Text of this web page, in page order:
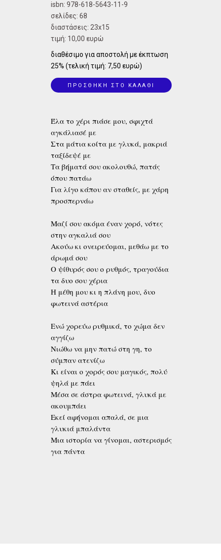
isbn: 978-618-5643-11-9
σελίδες: 68
διαστάσεις: 23x15
τιμή: 10,00 ευρώ
Έλα το χέρι πιάσε μου, σφιχτά
αγκάλιασέ με
Στα μάτια κοίτα με γλυκά, μακριά
ταξίδεψέ με
Τα βήματά σου ακολουθώ, πατάς
όπου πατάω
Για λίγο κάπου αν σταθείς, με χάρη
προσπερνάω
Μαζί σου ακόμα έναν χορό, νότες
στην αγκαλιά σου
Ακούω κι ονειρεύομαι, μεθάω με το
άρωμά σου
Ο ψίθυρός σου ο ρυθμός, τραγούδια
τα δυο σου χέρια
Η μέθη μου κι η πλάνη μου, δυο
φωτεινά αστέρια
Ενώ χορεύω ρυθμικά, το χώμα δεν
αγγίζω
Νιώθω να μην πατώ στη γη, το
σύμπαν ατενίζω
Κι είναι ο χορός σου μαγικός, πολύ
ψηλά με πάει
Μέσα σε άστρα φωτεινά, γλυκά με
ακουμπάει
Εκεί αφήνομαι απαλά, σε μια
γλυκιά μπαλάντα
Μια ιστορία να γίνομαι, αστερισμός
για πάντα
ΠΡΟΣΘΗΚΗ ΣΤΟ ΚΑΛΑΘΙ
διαθέσιμο για αποστολή με έκπτωση
25% (τελική τιμή: 7,50 ευρώ)